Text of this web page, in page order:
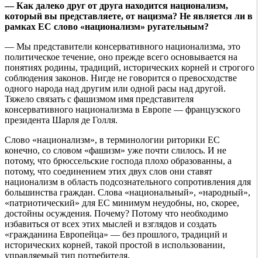
— Как далеко друг от друга находится национализм,
который вы представляете, от нацизма? Не является ли в
рамках ЕС слово «национализм» ругательным?
— Мы представители консервативного национализма, это
политическое течение, оно прежде всего основывается на
понятиях родины, традиций, исторических корней и строгого
соблюдения законов. Нигде не говорится о превосходстве
одного народа над другим или одной расы над другой.
Тяжело связать с фашизмом имя представителя
консервативного национализма в Европе — французского
президента Шарля де Голля.
Слово «национализм», в терминологии риторики ЕС
конечно, со словом «фашизм» уже почти слилось. И не
потому, что брюссельские господа плохо образованны, а
потому, что соединением этих двух слов они ставят
национализм в область подсознательного сопротивления для
большинства граждан. Слова «национальный», «народный»,
«патриотический» для ЕС минимум неудобны, но, скорее,
достойны осуждения. Почему? Потому что необходимо
избавиться от всех этих мыслей и взглядов и создать
«гражданина Европейца» — без прошлого, традиций и
исторических корней, такой простой в использовании,
управляемый тип потребителя.